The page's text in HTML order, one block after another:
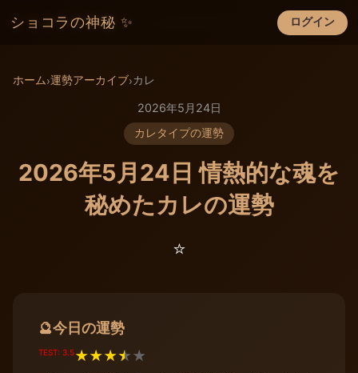
ショコラの神秘 ✨ ログイン
×
ホーム›運勢アーカイブ›カレ
2026年5月24日
カレタイプの運勢
2026年5月24日 情熱的な魂を
秘めたカレの運勢
⭐️
🔮今日の運勢
TEST: 3.5★★★★★